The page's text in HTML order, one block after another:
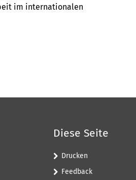
im internationalen
Diese Seite
Drucken
Feedback